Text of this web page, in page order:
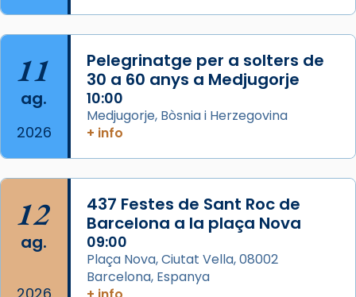
de Barcelona.
Aquest dilluns, 27 de juliol, ha tingut lloc la
missa d’acció de gràcies en agraïment al
comitè organitzador de la visita apostòlica
del Sant Pare Lleó XIV a Barcelona, i als
col·laboradors, a la Catedral de Barcelona.
L’arquebisbe de Barcelona, el cardenal Joan
Josep Omella, ha presidit la missa i l’ha
concelebrat el bisbe auxiliar de Barcelona,
Mons. David Abadías.
📸 Dr. G. Simón
Photo
11
ag.
2026
Pelegrinatge per a solters de
30 a 60 anys a Medjugorje
10:00
Medjugorje, Bòsnia i Herzegovina
+ info
12
ag.
437 Festes de Sant Roc de
Barcelona a la plaça Nova
09:00
Plaça Nova, Ciutat Vella, 08002
Barcelona, Espanya